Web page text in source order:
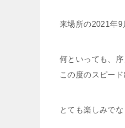
来場所の2021年9
何といっても、
この度のスピー
とても楽しみでな